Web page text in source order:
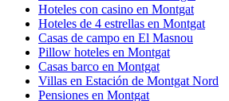
Hoteles con casino en Montgat
Hoteles de 4 estrellas en Montgat
Casas de campo en El Masnou
Pillow hoteles en Montgat
Casas barco en Montgat
Villas en Estación de Montgat Nord
Pensiones en Montgat